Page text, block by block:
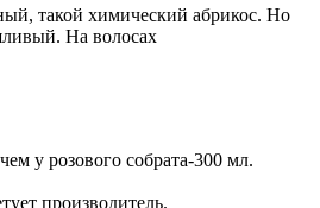
такой химический абрикос. Но
На волосах
у розового собрата-300 мл.
производитель.